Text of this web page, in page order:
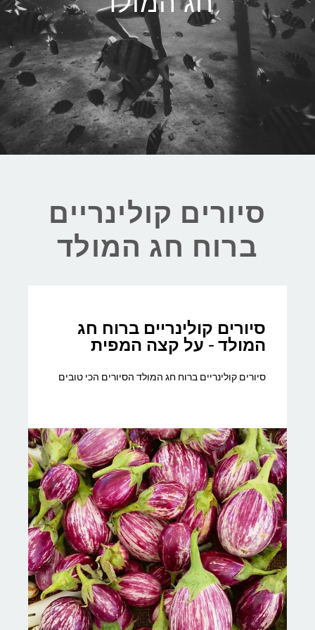
סיורים קולינריים
ברוח חג המולד
סיורים קולינריים ברוח חג
המולד - על קצה המפית
סיורים קולינריים ברוח חג המולד הסיורים הכי טובים